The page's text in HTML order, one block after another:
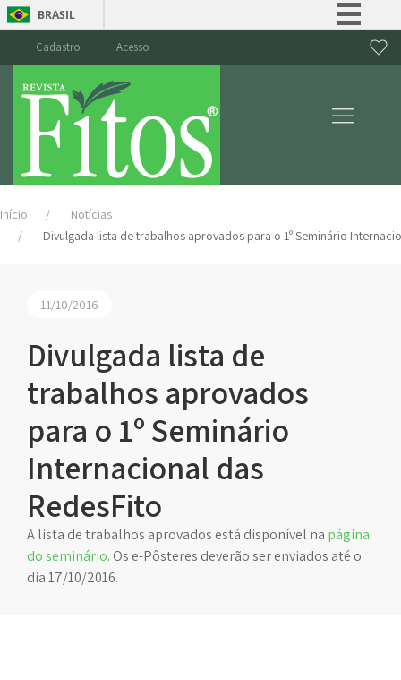
BRASIL
Canais
Cadastro Acesso
Início
Notícias
Divulgada lista de trabalhos aprovados para o 1º Seminário
11/10/2016
Divulgada lista de
trabalhos aprovados
para o 1º Seminário
Internacional das
RedesFito
A lista de trabalhos aprovados está disponível na página
do seminário. Os e-Pôsteres deverão ser enviados até o
dia 17/10/2016.